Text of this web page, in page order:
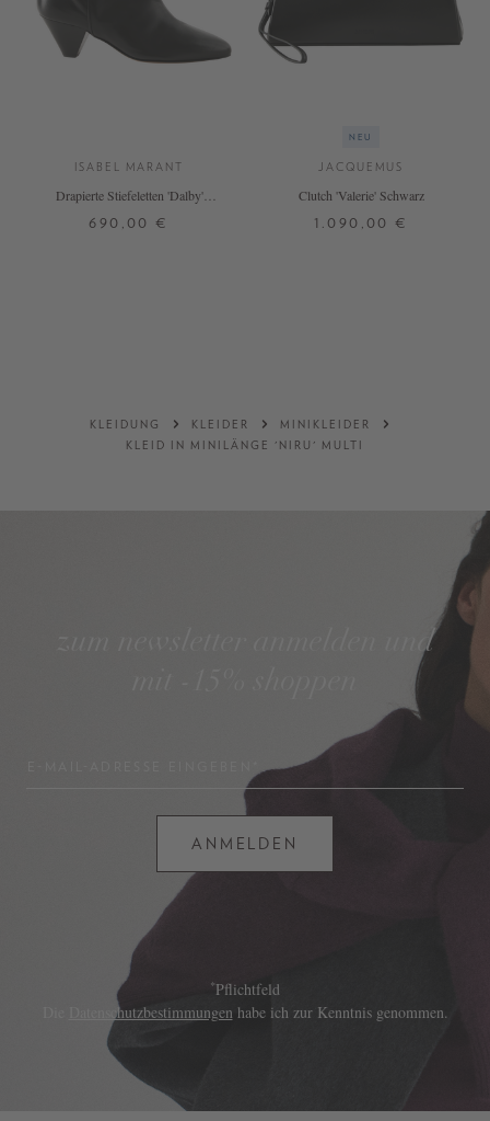
ISABEL MARANT
Drapierte Stiefeletten 'Dalby'
690,00 €
NEU
JACQUEMUS
Clutch 'Valerie' Schwarz
1.090,00 €
KLEIDUNG KLEIDER
MINIKLEIDER
KLEID IN MINILÄNGE 'NIRU' MULTI
zum newsletter anmelden und
ANMELDEN
*Pflichtfeld
Datenschutzbestimmungen habe ich zur Kenntnis genommen.